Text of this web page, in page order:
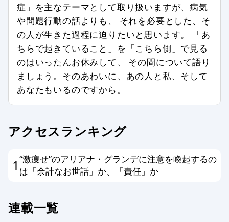
個人情報を書き込んだ場合
メールアドレス、他サイトへのリンク
がある場合
その他、編集スタッフが不適切と判断
した場合
編集方針に同意する方のみ投稿ができ
ます。以上、あらかじめ、ご了承くだ
症」を主なテーマとして取り扱いますが、病気
や問題行動の話よりも、 それを必要とした、そ
の人が生きた過程に迫りたいと思います。 「あ
ちらで起きていること」を「こちら側」で見る
のはいったんお休みして、 その間について語り
ましょう。そのあわいに、あの人と私、そして
あなたもいるのですから。
アクセスランキング
1 “激痩せ”のアリアナ・グランデに注意を喚起するの
は「余計なお世話」か、「責任」か
連載一覧